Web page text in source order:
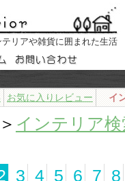
リアや雑貨に囲まれた生活
お気に入りレビュー イ
＞ インテリア検
3 4 5 6 7 8